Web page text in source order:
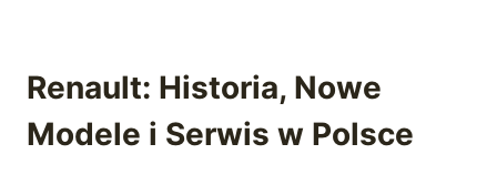
Renault: Historia, Nowe
Modele i Serwis w Polsce